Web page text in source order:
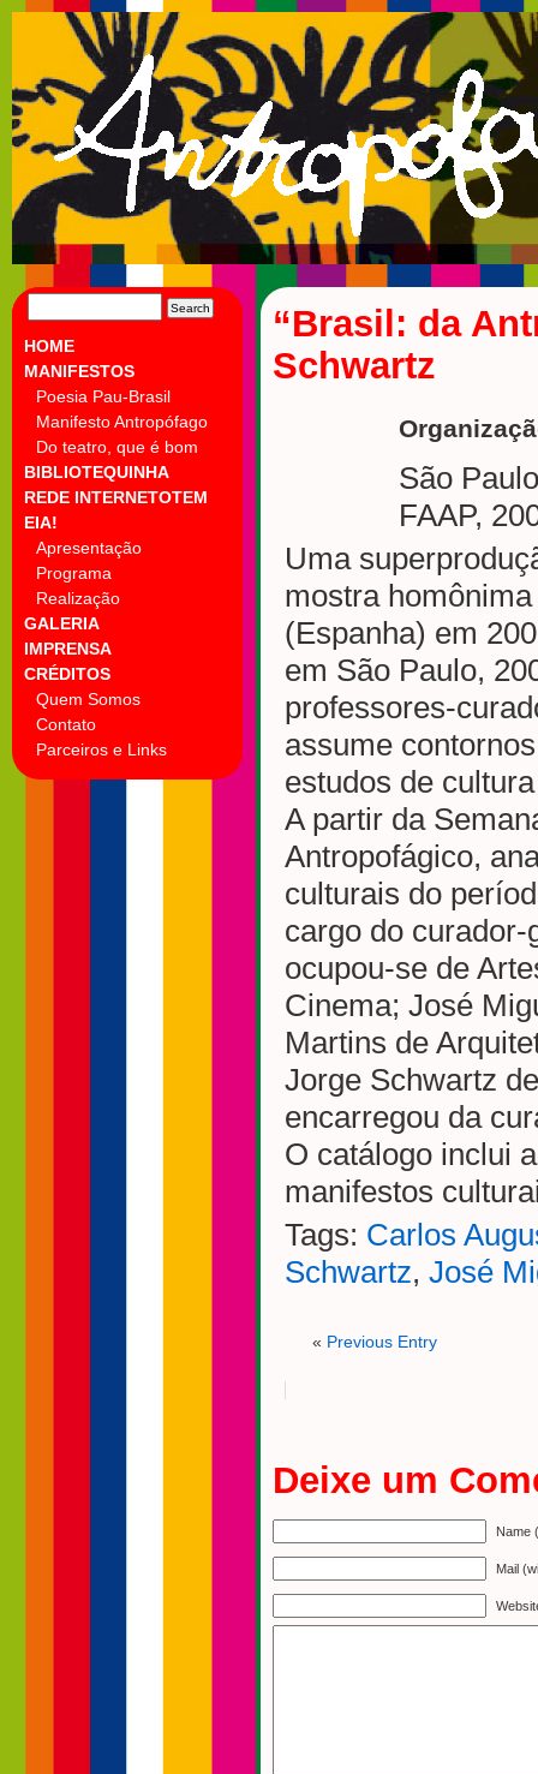
FOR:
HOME
MANIFESTOS
Poesia Pau-Brasil
Manifesto Antropófago
Do teatro, que é bom
BIBLIOTEQUINHA
REDE INTERNETOTEM
EIA!
Apresentação
Programa
Realização
GALERIA
IMPRENSA
CRÉDITOS
Quem Somos
Contato
Parceiros e Links
“Brasil: da
Schwartz
São
FAAP,
Uma
mostra
(Espanha) em
em São Paulo,
professores-
assume
estudos de
A partir da
Antropofágico,
culturais do
cargo do
ocupou-se de
Cinema; José
Martins de
Jorge Schwartz
encarregou da
O catálogo inclui
manifestos
Tags: Carlos
Schwartz, José
« Previous Entry
Deixe um
Name
Mail